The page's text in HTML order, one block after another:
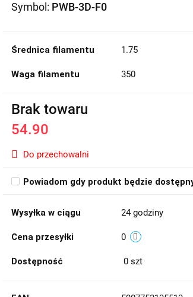
Symbol: PWB-3D-F0
Średnica filamentu 1.75
Waga filamentu 350
Brak towaru
54.90
Do przechowalni
Powiadom gdy produkt będzie
Wysyłka w ciągu 24 godziny
Cena przesyłki 0
Dostępność 0 szt